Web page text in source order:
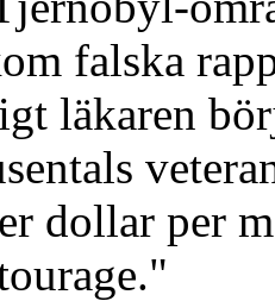
falska
läkaren
dollar per